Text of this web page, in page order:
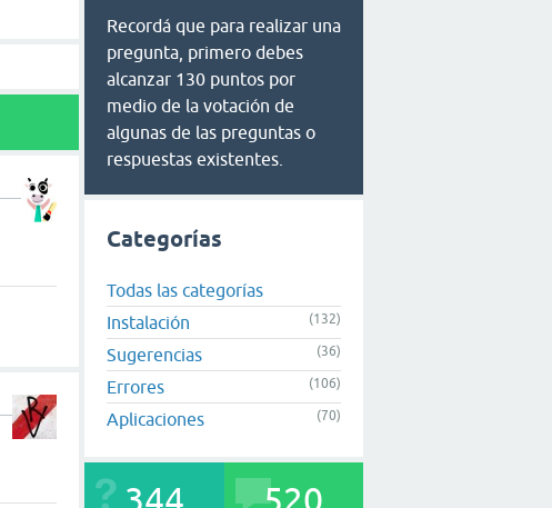
Recordá que para realizar una
pregunta, primero debes
alcanzar 130 puntos por
medio de la votación de
algunas de las preguntas o
respuestas existentes.
Categorías
Todas las categorías
Instalación
(132)
Sugerencias (36)
Errores (106)
Aplicaciones (70)
344 520